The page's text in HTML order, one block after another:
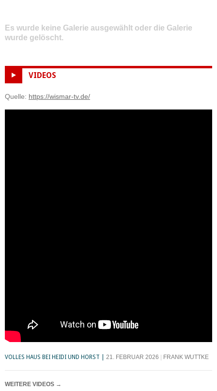
Es wurde keine Galerie ausgewählt oder die Galerie
wurde gelöscht.
VIDEOS
Quelle: https://wismar-tv.de/
VOLLES HAUS BEI HEIDI UND HORST 21. FEBRUAR 2026 FRANK WUTTKE
WEITERE VIDEOS →